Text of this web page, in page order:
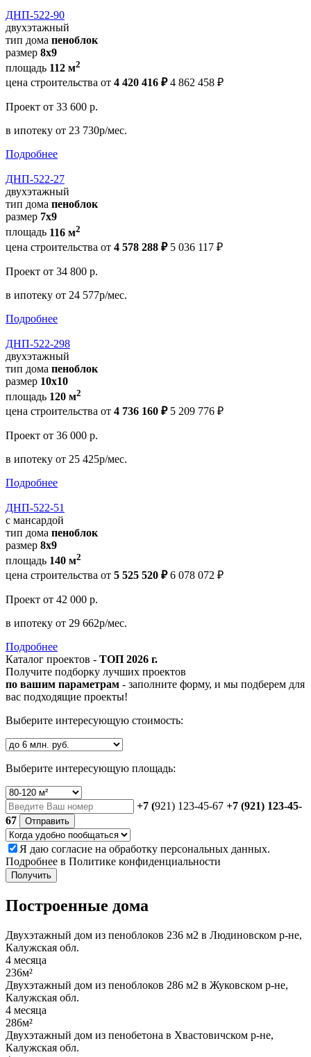
ДНП-522-90
двухэтажный
тип дома пеноблок
размер 8х9
площадь 112 м2
цена строительства от 4 420 416 ₽ 4 862 458 ₽
Проект от 33 600 р.
в ипотеку от 23 730р/мес.
Подробнее
ДНП-522-27
двухэтажный
тип дома пеноблок
размер 7х9
площадь 116 м2
цена строительства от 4 578 288 ₽ 5 036 117 ₽
Проект от 34 800 р.
в ипотеку от 24 577р/мес.
Подробнее
ДНП-522-298
двухэтажный
тип дома пеноблок
размер 10x10
площадь 120 м2
цена строительства от 4 736 160 ₽ 5 209 776 ₽
Проект от 36 000 р.
в ипотеку от 25 425р/мес.
Подробнее
ДНП-522-51
с мансардой
тип дома пеноблок
размер 8х9
площадь 140 м2
цена строительства от 5 525 520 ₽ 6 078 072 ₽
Проект от 42 000 р.
в ипотеку от 29 662р/мес.
Подробнее
Каталог проектов - ТОП 2026 г.
Получите подборку лучших проектов
по вашим параметрам - заполните форму, и мы подберем для
вас подходящие проекты!
Выберите интересующую стоимость:
Выберите интересующую площадь:
+7 (921) 123-45-67 +7 (921) 123-45-
67
Отправить
Я даю согласие на обработку персональных данных.
Подробнее в Политике конфиденциальности
Получить
Построенные дома
Двухэтажный дом из пеноблоков 236 м2 в Людиновском р-не,
Калужская обл.
4 месяца
236м²
Двухэтажный дом из пеноблоков 286 м2 в Жуковском р-не,
Калужская обл.
4 месяца
286м²
Двухэтажный дом из пенобетона в Хвастовичском р-не,
Калужская обл.